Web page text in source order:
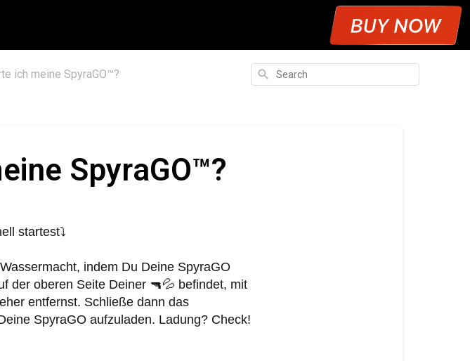
ich meine SpyraGO™? Search
SpyraGO™?
startest⤵️
indem Du Deine SpyraGO
der oberen Seite Deiner 🔫💦 befindet, mit
entfernst. Schließe dann das
SpyraGO aufzuladen. Ladung? Check!